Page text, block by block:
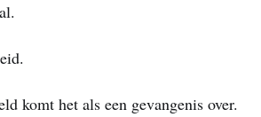
komt het als een gevangenis over.